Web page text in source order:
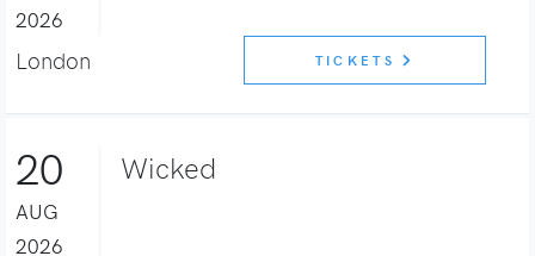
2026
London TICKETS
20
AUG
2026
Wicked